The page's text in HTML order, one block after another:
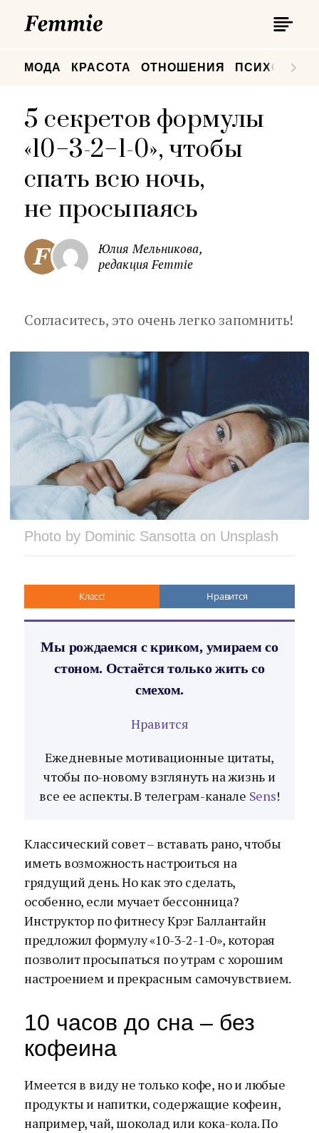
МОДА КРАСОТА ОТНОШЕНИЯ
5 секретов формулы
«10−3-2−1-0», чтобы
спать всю ночь,
не просыпаясь
Юлия Мельникова,
редакция Femmie
Согласитесь, это очень легко запомнить!
Photo by Dominic Sansotta on Unsplash
Класс! Нравится
Мы рождаемся с криком, умираем со
стоном. Остаётся только жить со
смехом.
Нравится
Ежедневные мотивационные цитаты,
чтобы по-новому взглянуть на жизнь и
все ее аспекты. В телеграм-канале Sens!
Классический совет – вставать рано, чтобы
иметь возможность настроиться на
грядущий день. Но как это сделать,
особенно, если мучает бессонница?
Инструктор по фитнесу Крэг Баллантайн
предложил формулу «10-3-2-1-0», которая
позволит просыпаться по утрам с хорошим
настроением и прекрасным самочувствием.
10 часов до сна – без
кофеина
Имеется в виду не только кофе, но и любые
продукты и напитки, содержащие кофеин,
например, чай, шоколад или кока-кола. По